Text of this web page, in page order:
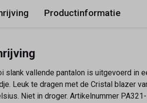
Productinformatie
slank vallende pantalon is uitgevoerd in
Leuk te dragen met de Cristal blazer
Niet in droger. Artikelnummer